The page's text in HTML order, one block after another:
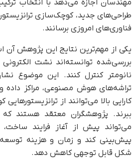
مهندسان اجازه می‌دهد با انتخاب
طراحی‌های جدید، کوچک‌سازی
فناوری‌های امروزی برسانند.
یکی از مهم‌ترین نتایج این پژوهش آن
نانومتر کنترل کنند. این موضوع
تراشه‌های هوش مصنوعی، مراکز داده
ببرند. پژوهشگران معتقد هستند
می‌تواند پیش از آغاز فرایند ساخت،
پیش‌بینی کند و زمان و هزینه توسعه
شکل قابل توجهی کاهش دهد.